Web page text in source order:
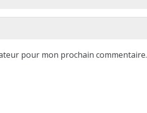
pour mon prochain commentaire.